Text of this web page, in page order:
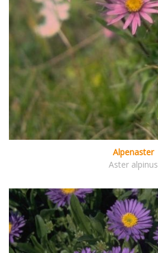
Alpenaster
Aster alpinus